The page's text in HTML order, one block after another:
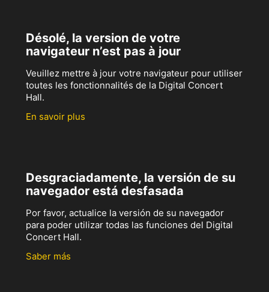
Désolé, la version de votre
navigateur n’est pas à jour
Veuillez mettre à jour votre navigateur pour utiliser
toutes les fonctionnalités de la Digital Concert
Hall.
En savoir plus
Desgraciadamente, la versión de su
navegador está desfasada
Por favor, actualice la versión de su navegador
para poder utilizar todas las funciones del Digital
Concert Hall.
Saber más